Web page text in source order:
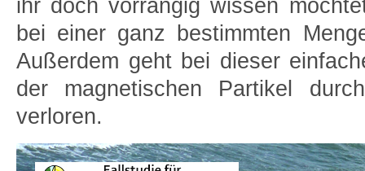
ihr doch vorrangig wissen
bei einer ganz bestimmten
Außerdem geht bei dieser
der magnetischen Partikel
verloren.